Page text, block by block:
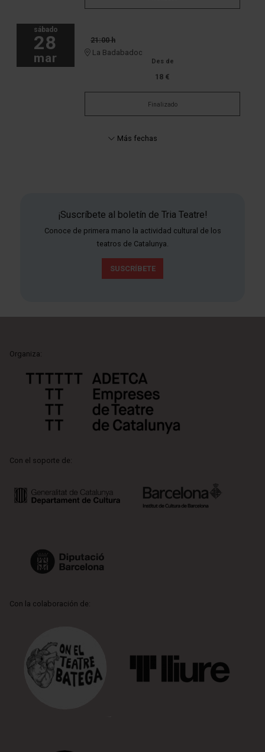
sábado
28
mar
21:00 h
La Badabadoc
Des de
18 €
Finalizado
Más fechas
¡Suscríbete al boletín de Tria Teatre!
Conoce de primera mano la actividad cultural de los
teatros de Catalunya.
SUSCRÍBETE
Organiza:
Con el soporte de:
Con la colaboración de: